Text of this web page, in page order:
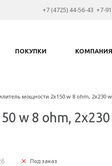
+7 (4725) 44-56-43 +7-
ПОКУПКИ КОМПАНИЯ
мощности 2x150 w 8 ohm,
w 8 ohm,
Под заказ